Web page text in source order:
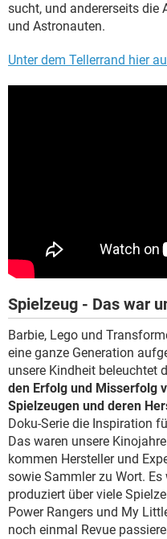
sucht, und andererseits die
und Astronauten.
Unter dem Tellerrand hier
Spielzeug - Das war
Barbie, Lego und
eine ganze Generation
unsere Kindheit beleuchtet
den Erfolg und Misserfolg
Spielzeugen und deren
Doku-Serie die Inspiration
Das waren unsere
kommen Hersteller und
sowie Sammler zu Wort.
produziert über viele
Power Rangers und My
noch einmal Revue